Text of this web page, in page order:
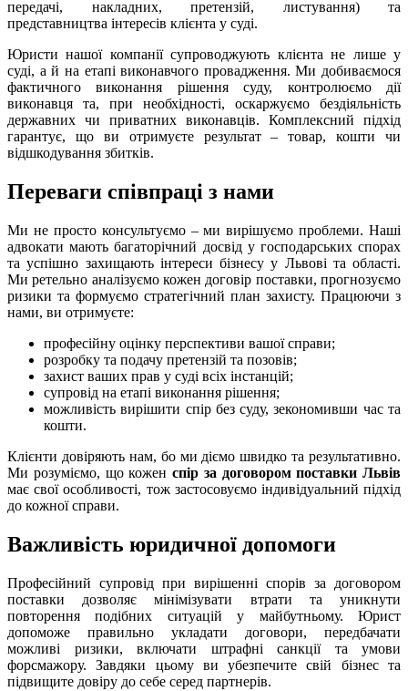
передачі, накладних, претензій, листування) та
представництва інтересів клієнта у суді.
Юристи нашої компанії супроводжують клієнта не лише у
суді, а й на етапі виконавчого провадження. Ми добиваємося
фактичного виконання рішення суду, контролюємо дії
виконавця та, при необхідності, оскаржуємо бездіяльність
державних чи приватних виконавців. Комплексний підхід
гарантує, що ви отримуєте результат – товар, кошти чи
відшкодування збитків.
Переваги співпраці з нами
Ми не просто консультуємо – ми вирішуємо проблеми. Наші
адвокати мають багаторічний досвід у господарських спорах
та успішно захищають інтереси бізнесу у Львові та області.
Ми ретельно аналізуємо кожен договір поставки, прогнозуємо
ризики та формуємо стратегічний план захисту. Працюючи з
нами, ви отримуєте:
професійну оцінку перспективи вашої справи;
розробку та подачу претензій та позовів;
захист ваших прав у суді всіх інстанцій;
супровід на етапі виконання рішення;
можливість вирішити спір без суду, зекономивши час та
кошти.
Клієнти довіряють нам, бо ми діємо швидко та результативно.
Ми розуміємо, що кожен спір за договором поставки Львів
має свої особливості, тож застосовуємо індивідуальний підхід
до кожної справи.
Важливість юридичної допомоги
Професійний супровід при вирішенні спорів за договором
поставки дозволяє мінімізувати втрати та уникнути
повторення подібних ситуацій у майбутньому. Юрист
допоможе правильно укладати договори, передбачати
можливі ризики, включати штрафні санкції та умови
форсмажору. Завдяки цьому ви убезпечите свій бізнес та
підвищите довіру до себе серед партнерів.